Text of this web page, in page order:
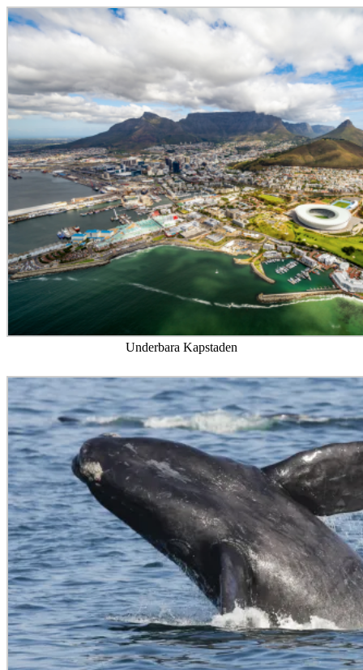
Underbara Kapstaden